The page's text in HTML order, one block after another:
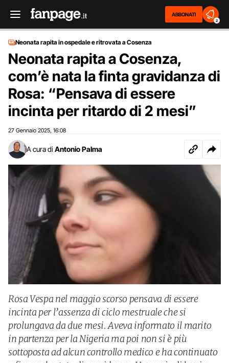
ABBONATI
2
Neonata rapita in ospedale e ritrovata a Cosenza
Neonata rapita a Cosenza,
com’è nata la finta gravidanza di
Rosa: “Pensava di essere
incinta per ritardo di 2 mesi”
27 Gennaio 2025 16:08
A cura di Antonio Palma
Rosa Vespa nel maggio scorso pensava di essere
incinta per l’assenza di ciclo mestruale che si
prolungava da due mesi. Aveva informato il marito
in partenza per la Nigeria ma poi non si è più
sottoposta ad alcun controllo medico e ha continuato